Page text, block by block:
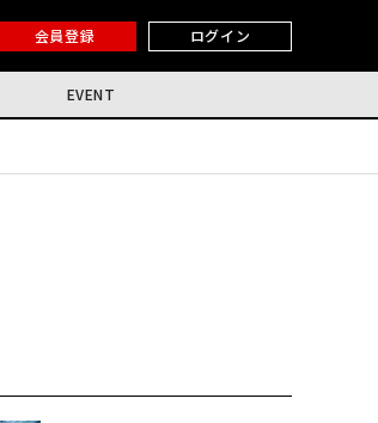
会員登録 ログイン
EVENT